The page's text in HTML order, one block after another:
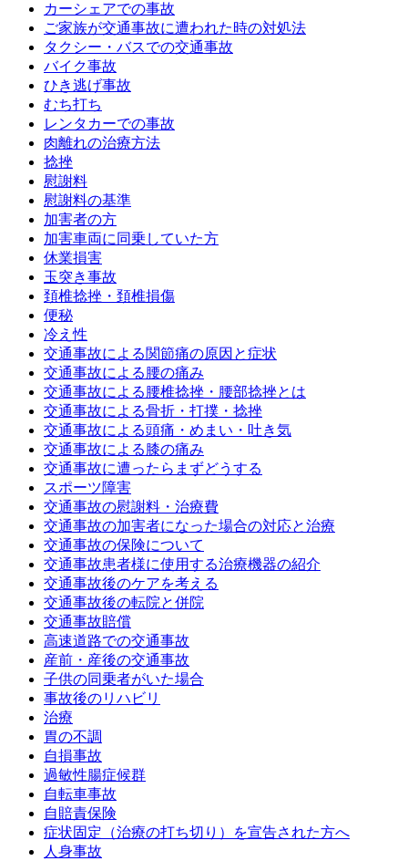
カーシェアでの事故
ご家族が交通事故に遭われた時の対処法
タクシー・バスでの交通事故
バイク事故
ひき逃げ事故
むち打ち
レンタカーでの事故
肉離れの治療方法
捻挫
慰謝料
慰謝料の基準
加害者の方
加害車両に同乗していた方
休業損害
玉突き事故
頚椎捻挫・頚椎損傷
便秘
冷え性
交通事故による関節痛の原因と症状
交通事故による腰の痛み
交通事故による腰椎捻挫・腰部捻挫とは
交通事故による骨折・打撲・捻挫
交通事故による頭痛・めまい・吐き気
交通事故による膝の痛み
交通事故に遭ったらまずどうする
スポーツ障害
交通事故の慰謝料・治療費
交通事故の加害者になった場合の対応と治療
交通事故の保険について
交通事故患者様に使用する治療機器の紹介
交通事故後のケアを考える
交通事故後の転院と併院
交通事故賠償
高速道路での交通事故
産前・産後の交通事故
子供の同乗者がいた場合
事故後のリハビリ
治療
胃の不調
自損事故
過敏性腸症候群
自転車事故
自賠責保険
症状固定（治療の打ち切り）を宣告された方へ
人身事故